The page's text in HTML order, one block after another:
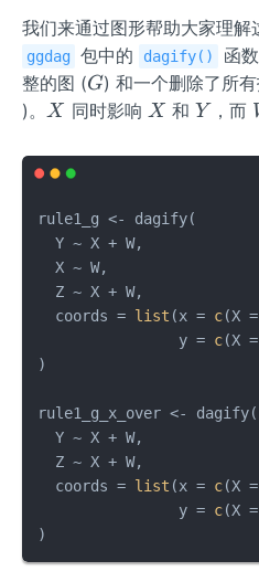
X
我们来通过图形帮助大家理解
ggdag 包中的 dagify()
函
整的图 (G
G) 和一个删除了所
)。 X
X 同时影响 X
X 和Y
Y ，而
rule1_g <- dagify(
  Y
~ X + W,
  X
~ W,
  Z
~ X + W,
  coords
= list (x = c(X =
                y
= c(X =
)
rule1_g_x_over <- dagify(
  Y
~ X + W,
  Z
~ X + W,
  coords
= list (x = c(X =
                y
= c(X =
)